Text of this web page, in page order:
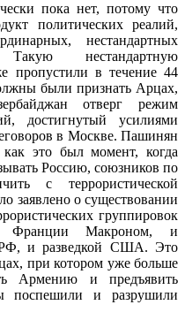
пока нет, потому что
политических реалий,
нестандартных
нестандартную
пропустили в течение 44
были признать Арцах,
отверг режим
достигнутый усилиями
в Москве. Пашинян
это был момент, когда
Россию, союзников по
с террористической
заявлено о существовании
группировок
Франции Макроном, и
РФ, и разведкой США. Это
при котором уже больше
Армению и предъявить
поспешили и разрушили